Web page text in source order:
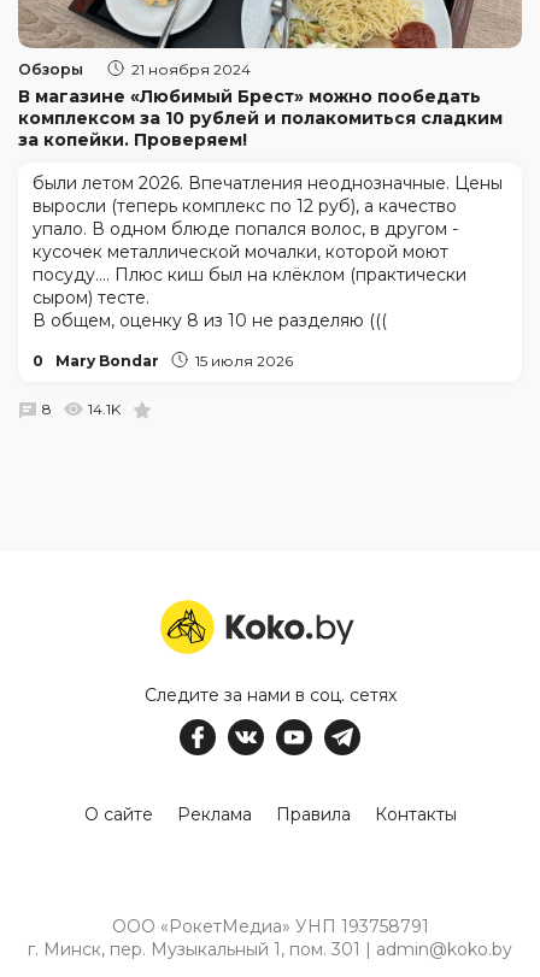
Обзоры 21 ноября 2024
В магазине «Любимый Брест» можно пообедать
комплексом за 10 рублей и полакомиться сладким
за копейки. Проверяем!
были летом 2026. Впечатления неоднозначные. Цены
выросли (теперь комплекс по 12 руб), а качество
упало. В одном блюде попался волос, в другом -
кусочек металлической мочалки, которой моют
посуду.... Плюс киш был на клёклом (практически
сыром) тесте.
В общем, оценку 8 из 10 не разделяю (((
0 Mary Bondar 15 июля 2026
8 14.1K
Следите за нами в соц. сетях
О сайте Реклама Правила Контакты
ООО «РокетМедиа» УНП 193758791
г. Минск, пер. Музыкальный 1, пом. 301 | admin@koko.by